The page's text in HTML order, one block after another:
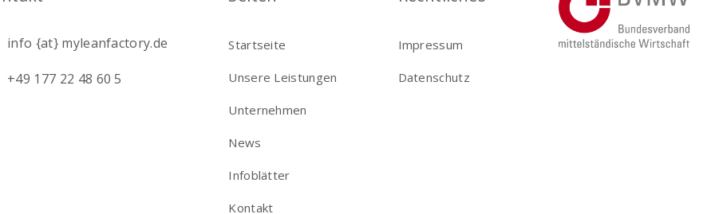
info {at} myleanfactory.de
+49 177 22 48 60 5
Startseite
Unsere Leistungen
Unternehmen
News
Infoblätter
Kontakt
Impressum
Datenschutz